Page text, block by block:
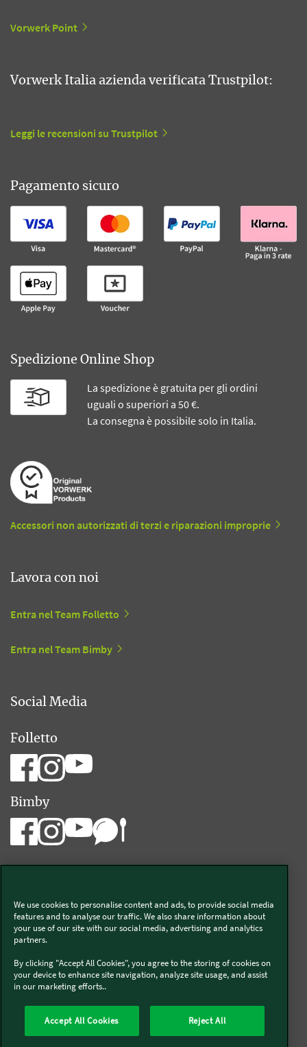
Vorwerk Point
Vorwerk Italia azienda verificata Trustpilot:
Leggi le recensioni su Trustpilot
Pagamento sicuro
Spedizione Online Shop
La spedizione è gratuita per gli ordini
uguali o superiori a 50 €.
La consegna è possibile solo in Italia.
Accessori non autorizzati di terzi e riparazioni improprie
Lavora con noi
Entra nel Team Folletto
Entra nel Team Bimby
Social Media
Folletto
Bimby
Vorwerk Italia s.a.s. di Vorwerk Management s.r.l.
C.F. e P.Iva 00793630153
Chi siamo
Informativa Privacy & Cookies
Licenza dati ai sensi del Regolamento UE-2023/2854
Condizioni Generali di Vendita
Segnalazioni (whistleblowing)
Dichiarazione di Accessibilità
We use cookies to personalise content and ads, to provide social media
features and to analyse our traffic. We also share information about
your use of our site with our social media, advertising and analytics
partners.
By clicking "Accept All Cookies", you agree to the storing of cookies on
your device to enhance site navigation, analyze site usage, and assist
in our marketing efforts..
Accept All Cookies Reject All